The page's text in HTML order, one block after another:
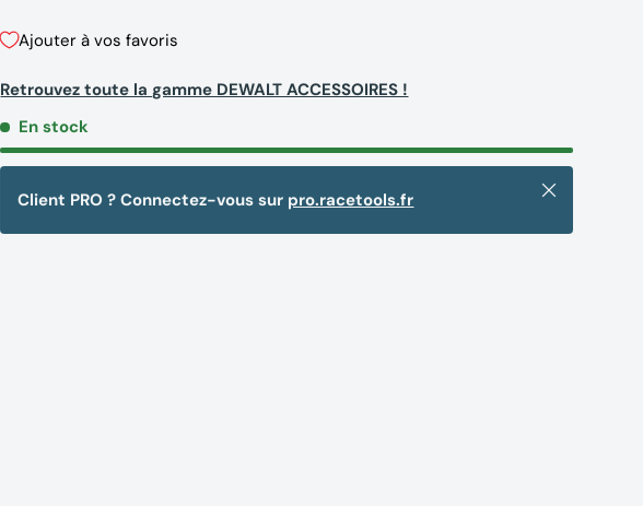
Ajouter à vos favoris
Retrouvez toute la gamme DEWALT ACCESSOIRES !
En stock
Client PRO ? Connectez-vous sur pro.racetools.fr Fermer